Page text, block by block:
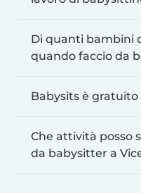
Di quanti bambini
quando faccio da
Babysits è
Che attività posso
da babysitter a